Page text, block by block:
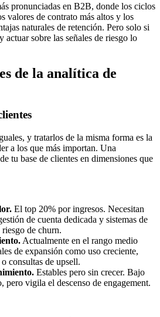
pronunciadas en B2B, donde los ciclos
valores de contrato más altos y los
naturales de retención. Pero solo si
actuar sobre las señales de riesgo lo
de la analítica de
y tratarlos de la misma forma es la
a los que más importan. Una
tu base de clientes en dimensiones que
El top 20% por ingresos. Necesitan
de cuenta dedicada y sistemas de
riesgo de churn.
Actualmente en el rango medio
de expansión como uso creciente,
consultas de upsell.
Estables pero sin crecer. Bajo
pero vigila el descenso de engagement.